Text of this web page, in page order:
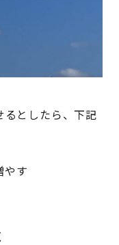
としたら、下記
やす